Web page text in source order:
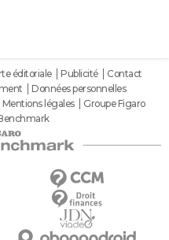
éditoriale Publicité
Contact
Données personnelles
Mentions légales
Groupe Figaro